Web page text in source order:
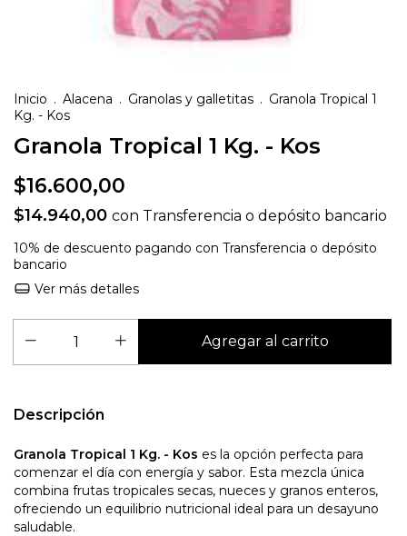
Inicio . Alacena . Granolas y galletitas . Granola Tropical 1
Kg. - Kos
Granola Tropical 1 Kg. - Kos
$16.600,00
$14.940,00 con Transferencia o depósito bancario
10% de descuento pagando con Transferencia o depósito
bancario
Ver más detalles
Descripción
Granola Tropical 1 Kg. - Kos es la opción perfecta para
comenzar el día con energía y sabor. Esta mezcla única
combina frutas tropicales secas, nueces y granos enteros,
ofreciendo un equilibrio nutricional ideal para un desayuno
saludable.